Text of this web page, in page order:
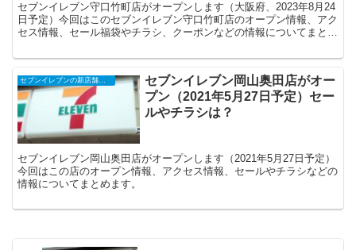
セブンイレブン守口竹町店がオープンします（大阪府、2023年8月24
日予定）今回はこのセブンイレブン守口竹町店のオープン情報、アク
セス情報、セール福袋やチラシ、クーポンなどの情報についてまとめ
セブンイレブン岡山奥田店がオー
プン（2021年5月27日予定）セー
ルやチラシは？
セブンイレブン岡山奥田店がオープンします（2021年5月27日予定）
今回はこの店のオープン情報、アクセス情報、セールやチラシなどの
情報についてまとめます。